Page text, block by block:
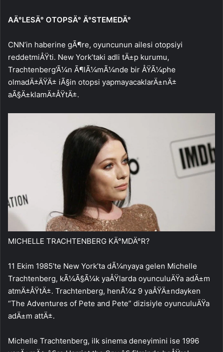
AÄ°LESÄ° OTOPSÄ° Ä°STEMEDÄ°
CNN’in haberine gÃ¶re, oyuncunun ailesi otopsiyi
reddetmiÅŸti. New York’taki adli tÄ±p kurumu,
Trachtenberg’Ã¼n Ã¶lÃ¼mÃ¼nde bir ÅŸÃ¼phe
olmadÄ±ÄŸÄ± iÃ§in otopsi yapmayacaklarÄ±nÄ±
aÃ§Ä±klamÄ±ÅŸtÄ±.
MICHELLE TRACHTENBERG KÄ°MDÄ°R?
11 Ekim 1985’te New York’ta dÃ¼nyaya gelen Michelle
Trachtenberg, kÃ¼Ã§Ã¼k yaÅŸlarda oyunculuÄŸa adÄ±m
atmÄ±ÅŸtÄ±. Trachtenberg, henÃ¼z 9 yaÅŸÄ±ndayken
“The Adventures of Pete and Pete” dizisiyle oyunculuÄŸa
adÄ±m attÄ±.
Michelle Trachtenberg, ilk sinema deneyimini ise 1996